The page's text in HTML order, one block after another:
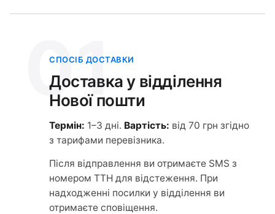
01
СПОСІБ ДОСТАВКИ
Доставка у відділення
Нової пошти
Термін: 1–3 дні. Вартість: від 70 грн згідно
з тарифами перевізника.
Після відправлення ви отримаєте SMS з
номером ТТН для відстеження. При
надходженні посилки у відділення ви
отримаєте сповіщення.